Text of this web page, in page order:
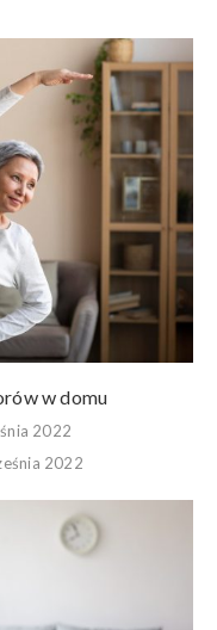
w domu
2022
2022